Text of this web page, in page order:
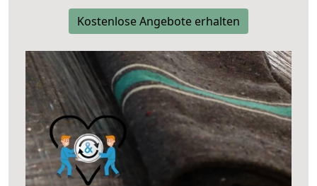
Kostenlose Angebote erhalten